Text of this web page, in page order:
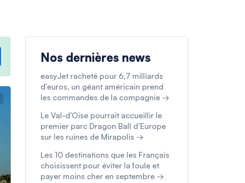
Nos dernières news
easyJet racheté pour 6,7 milliards
d’euros, un géant américain prend
les commandes de la compagnie →
Le Val-d’Oise pourrait accueillir le
premier parc Dragon Ball d’Europe
sur les ruines de Mirapolis →
Les 10 destinations que les Français
choisissent pour éviter la foule et
payer moins cher en septembre →